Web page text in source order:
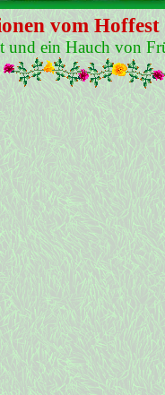
vom
und ein Hauch von